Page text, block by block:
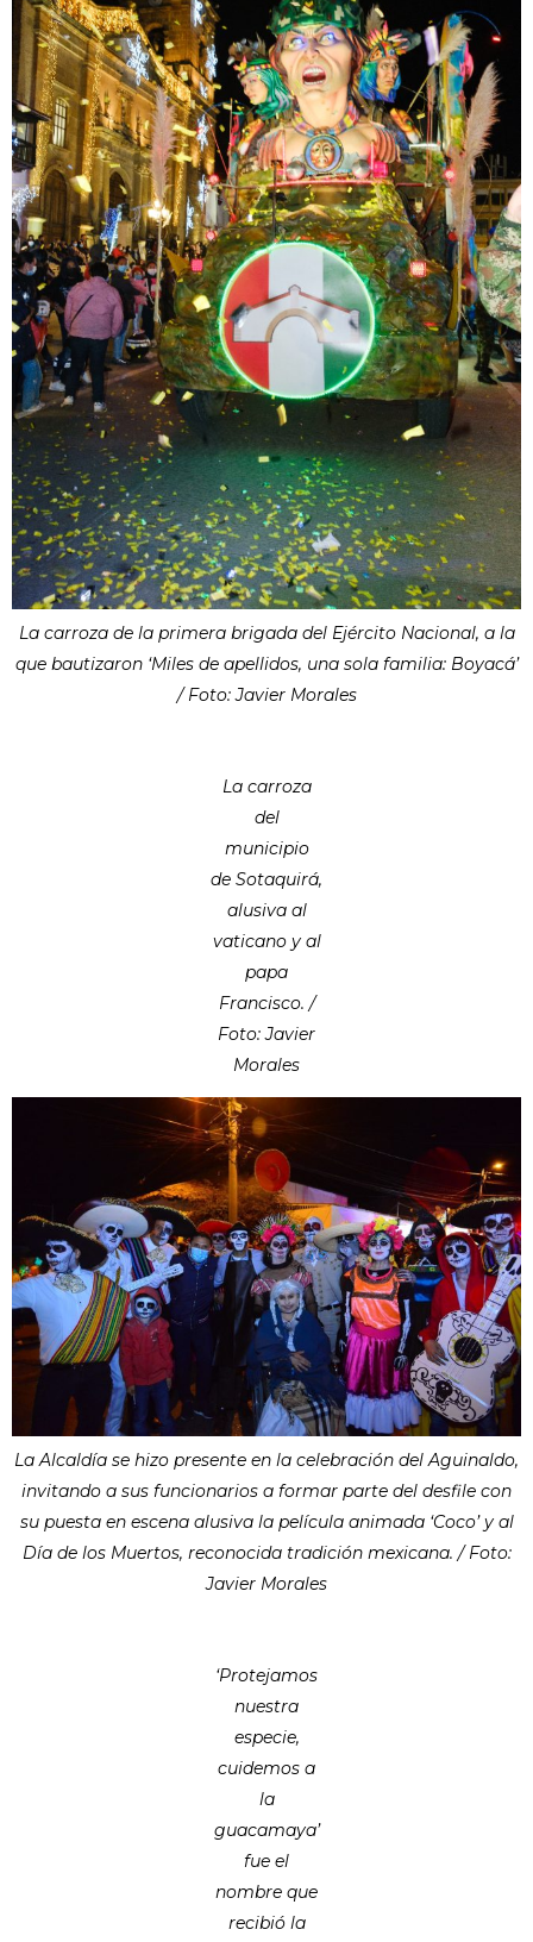
La carroza de la primera brigada del Ejército Nacional, a la
que bautizaron ‘Miles de apellidos, una sola familia: Boyacá’
/ Foto: Javier Morales
La carroza
del
municipio
de Sotaquirá,
alusiva al
vaticano y al
papa
Francisco. /
Foto: Javier
Morales
La Alcaldía se hizo presente en la celebración del Aguinaldo,
invitando a sus funcionarios a formar parte del desfile con
su puesta en escena alusiva la película animada ‘Coco’ y al
Día de los Muertos, reconocida tradición mexicana. / Foto:
Javier Morales
‘Protejamos
nuestra
especie,
cuidemos a
la
guacamaya’
fue el
nombre que
recibió la